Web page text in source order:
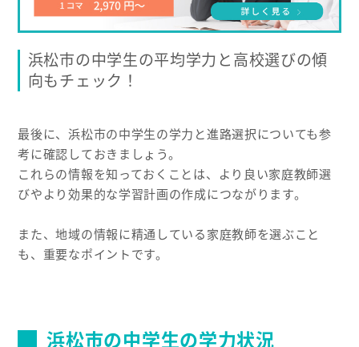
浜松市の中学生の平均学力と高校選びの傾
向もチェック！
最後に、浜松市の中学生の学力と進路選択についても参
考に確認しておきましょう。
これらの情報を知っておくことは、より良い家庭教師選
びやより効果的な学習計画の作成につながります。
また、地域の情報に精通している家庭教師を選ぶこと
も、重要なポイントです。
浜松市の中学生の学力状況